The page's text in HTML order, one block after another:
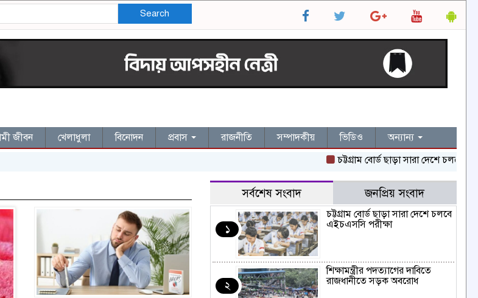
Search
জীবন খেলাধুলা বিনোদন প্রবাস রাজনীতি সম্পাদকীয় ভিডিও
অন্যান্য
চট্টগ্রাম বোর্ড ছাড়া সারা দেশে চলবে
সর্বশেষ সংবাদ জনপ্রিয় সংবাদ
১
চট্টগ্রাম বোর্ড ছাড়া সারা দেশে চলবে
এইচএসসি পরীক্ষা
২
শিক্ষামন্ত্রীর পদত্যাগের দাবিতে
রাজধানীতে সড়ক অবরোধ